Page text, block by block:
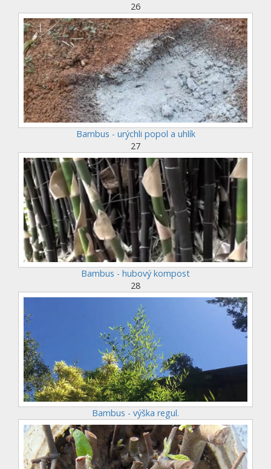
26
Bambus - urýchli popol a uhlík
27
Bambus - hubový kompost
28
Bambus - výška regul.